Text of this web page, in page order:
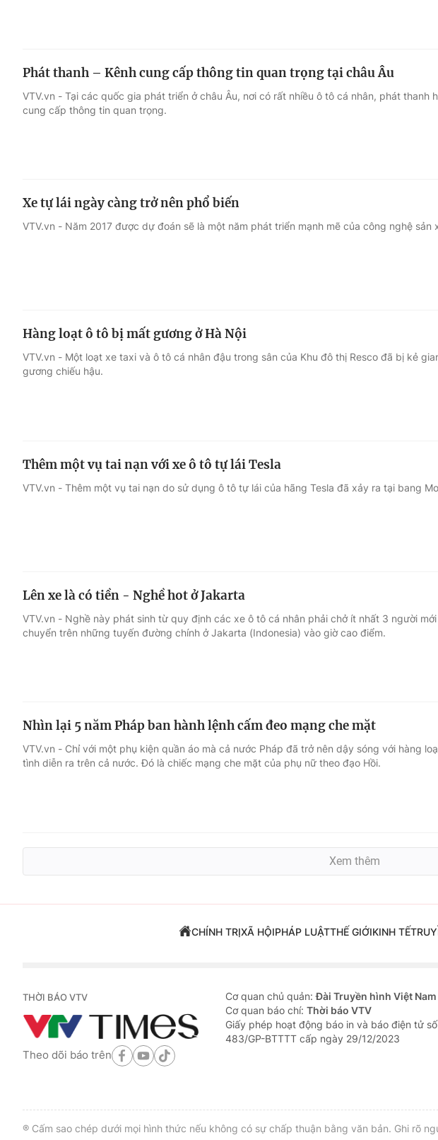
Phát thanh – Kênh cung cấp thông tin quan trọng tại châu Âu
VTV.vn - Tại các quốc gia phát triển ở châu Âu, nơi có rất nhiều ô tô cá nhân, phát thanh
cung cấp thông tin quan trọng.
Xe tự lái ngày càng trở nên phổ biến
VTV.vn - Năm 2017 được dự đoán sẽ là một năm phát triển mạnh mẽ của công nghệ sản
Hàng loạt ô tô bị mất gương ở Hà Nội
VTV.vn - Một loạt xe taxi và ô tô cá nhân đậu trong sân của Khu đô thị Resco đã bị kẻ
gương chiếu hậu.
Thêm một vụ tai nạn với xe ô tô tự lái Tesla
VTV.vn - Thêm một vụ tai nạn do sử dụng ô tô tự lái của hãng Tesla đã xảy ra tại bang
Lên xe là có tiền - Nghề hot ở Jakarta
VTV.vn - Nghề này phát sinh từ quy định các xe ô tô cá nhân phải chở ít nhất 3 người
chuyển trên những tuyến đường chính ở Jakarta (Indonesia) vào giờ cao điểm.
Nhìn lại 5 năm Pháp ban hành lệnh cấm đeo mạng che mặt
VTV.vn - Chỉ với một phụ kiện quần áo mà cả nước Pháp đã trở nên dậy sóng với hàng
tình diễn ra trên cả nước. Đó là chiếc mạng che mặt của phụ nữ theo đạo Hồi.
Xem thêm
CHÍNH TRỊXÃ HỘIPHÁP LUẬTTHẾ GIỚIKINH TẾ
THỜI BÁO VTV
Theo dõi báo trên
Cơ quan chủ quản:Đài Truyền hình Việt Nam
Cơ quan báo chí: Thời báo VTV
Giấy phép hoạt động báo in và báo điện tử số
483/GP-BTTTT cấp ngày 29/12/2023
® Cấm sao chép dưới mọi hình thức nếu không có sự chấp thuận bằng văn bản. Ghi rõ